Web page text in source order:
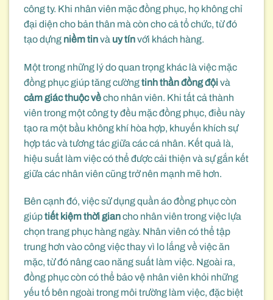
công ty. Khi nhân viên mặc đồng phục, họ không chỉ
đại diện cho bản thân mà còn cho cả tổ chức, từ đó
tạo dựng niềm tinvà uy tínvới khách hàng.
Một trong những lý do quan trọng khác là việc mặc
đồng phục giúp tăng cườngtinh thần đồng độivà
cảm giác thuộc vềcho nhân viên. Khi tất cả thành
viên trong một công ty đều mặc đồng phục, điều này
tạo ra một bầu không khí hòa hợp, khuyến khích sự
hợp tác và tương tác giữa các cá nhân. Kết quả là,
hiệu suất làm việc có thể được cải thiện và sự gắn kết
giữa các nhân viên cũng trở nên mạnh mẽ hơn.
Bên cạnh đó, việc sử dụng quần áo đồng phục còn
giúptiết kiệm thời giancho nhân viên trong việc lựa
chọn trang phục hàng ngày. Nhân viên có thể tập
trung hơn vào công việc thay vì lo lắng về việc ăn
mặc, từ đó nâng cao năng suất làm việc. Ngoài ra,
đồng phục còn có thể bảo vệ nhân viên khỏi những
yếu tố bên ngoài trong môi trường làm việc, đặc biệt